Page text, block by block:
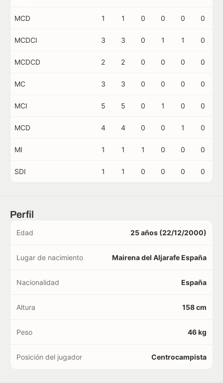
MCD 1 1 0 0 0 0
MCDCI 3 3 0 1 1 0
MCDCD 2 2 0 0 0 0
MC 3 3 0 0 0 0
MCI 5 5 0 1 0 0
MCD 4 4 0 0 1 0
MI 1 1 1 0 0 0
SDI 1 1 0 0 0 0
Perfil
Edad 25 años (22/12/2000)
Lugar de nacimiento Mairena del Aljarafe España
Nacionalidad España
Altura 158 cm
Peso 46 kg
Posición del jugador Centrocampista